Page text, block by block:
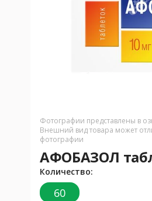
Фотографии представлены в
Внешний вид товара может
фотографии
АФОБАЗОЛ
Количество:
60